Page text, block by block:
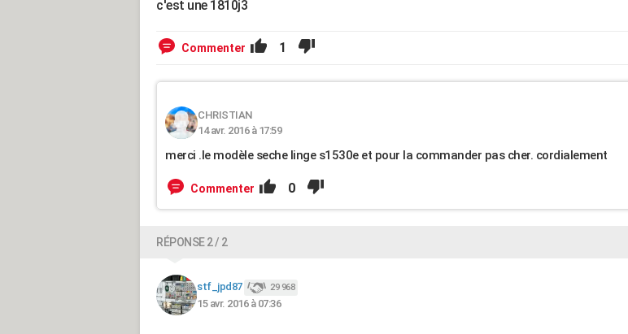
c'est une 1810j3
Commenter 1
CHRISTIAN
14 avr. 2016 à 17:59
merci .le modèle seche linge s1530e et pour la commander pas cher. cordialement
Commenter 0
RÉPONSE 2 / 2
stf_jpd87 29 968
15 avr. 2016 à 07:36